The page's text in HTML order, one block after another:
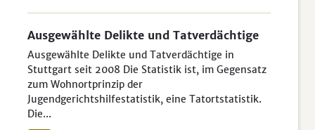
Ausgewählte Delikte und Tatverdächtige
Ausgewählte Delikte und Tatverdächtige in
Stuttgart seit 2008 Die Statistik ist, im Gegensatz
zum Wohnortprinzip der
Jugendgerichtshilfestatistik, eine Tatortstatistik.
Die...